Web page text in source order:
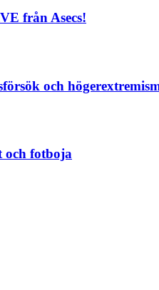
från Asecs!
och
och fotboja